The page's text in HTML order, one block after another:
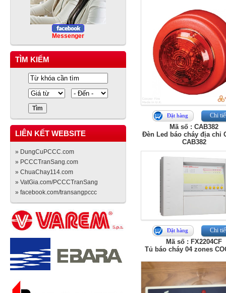
Messenger
TÌM KIẾM
LIÊN KẾT WEBSITE
» DungCuPCCC.com
» PCCCTranSang.com
» ChuaChay114.com
» VatGia.com/PCCCTranSang
» facebook.com/transangpccc
Đặt hàng Chi
Mã số : CAB382
Đèn Led báo cháy địa chỉ
CAB382
Đặt hàng Chi
Mã số : FX2204CF
Tủ báo cháy 04 zones